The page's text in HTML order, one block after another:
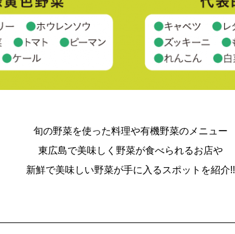
旬の野菜を使った料理や有機野菜のメニュー
東広島で美味しく野菜が食べられるお店や
新鮮で美味しい野菜が手に入るスポットを紹介!!